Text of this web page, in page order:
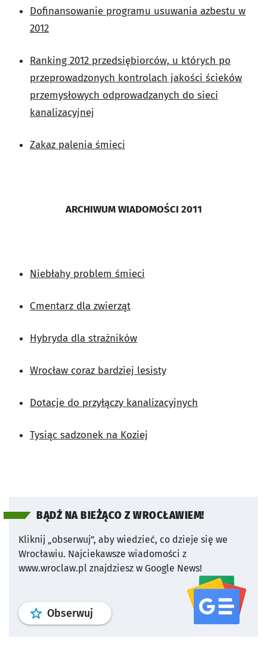
Dofinansowanie programu usuwania azbestu w
2012
Ranking 2012 przedsiębiorców, u których po
przeprowadzonych kontrolach jakości ścieków
przemysłowych odprowadzanych do sieci
kanalizacyjnej
Zakaz palenia śmieci
ARCHIWUM WIADOMOŚCI 2011
Niebłahy problem śmieci
Cmentarz dla zwierząt
Hybryda dla strażników
Wrocław coraz bardziej lesisty
Dotacje do przyłączy kanalizacyjnych
Tysiąc sadzonek na Koziej
BĄDŹ NA BIEŻĄCO Z WROCŁAWIEM!
Kliknij „obserwuj”, aby wiedzieć, co dzieje się we
Wrocławiu. Najciekawsze wiadomości z
www.wroclaw.pl znajdziesz w Google News!
Obserwuj profil serwisu